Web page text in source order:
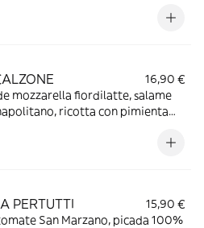
16,90 €
mozzarella fiordilatte, salame
ricotta con pimienta
PERTUTTI
15,90 €
San Marzano, picada 100%